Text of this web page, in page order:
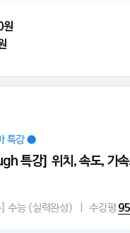
원
특강 ●
특강] 위치, 속도, 가속
] 수능 (실력완성) 수강평 95